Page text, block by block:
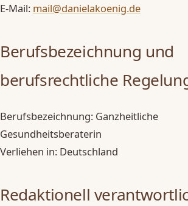
E-Mail: mail@danielakoenig.de
Berufsbezeichnung und
berufsrechtliche
Berufsbezeichnung: Ganzheitliche
Gesundheitsberaterin
Verliehen in: Deutschland
Redaktionell